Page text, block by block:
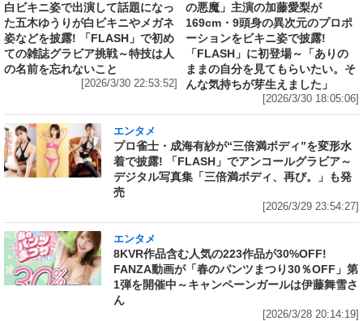
白ビキニ姿で出演して話題になっ
た五木ゆうりが白ビキニやメガネ
姿などを披露! 「FLASH」で初め
ての雑誌グラビア挑戦～特技は人
の名前を忘れないこと
[2026/3/30 22:53:52]
の悪魔」主演の加藤愛梨が
169cm・9頭身の異次元のプロポ
ーションをビキニ姿で披露!
「FLASH」に初登場～「ありの
ままの自分を見てもらいたい。そ
んな気持ちが芽生えました」
[2026/3/30 18:05:06]
エンタメ
プロ雀士・成海有紗が“三倍満ボディ”を変形水
着で披露! 「FLASH」でアンコールグラビア～
デジタル写真集「三倍満ボディ、再び。」も発
売
[2026/3/29 23:54:27]
エンタメ
8KVR作品含む人気の223作品が30%OFF!
FANZA動画が「春のパンツまつり30％OFF」第
1弾を開催中～キャンペーンガールは伊藤舞雪さ
ん
[2026/3/28 20:14:19]